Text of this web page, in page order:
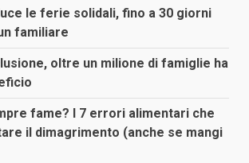
le ferie solidali, fino a 30 giorni
familiare
oltre un milione di famiglie ha
fame? I 7 errori alimentari che
il dimagrimento (anche se mangi